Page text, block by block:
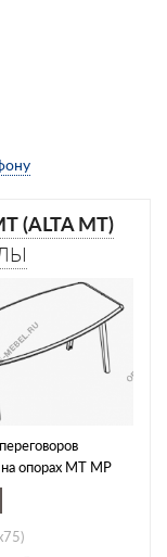
MT)
опорах МТ МР